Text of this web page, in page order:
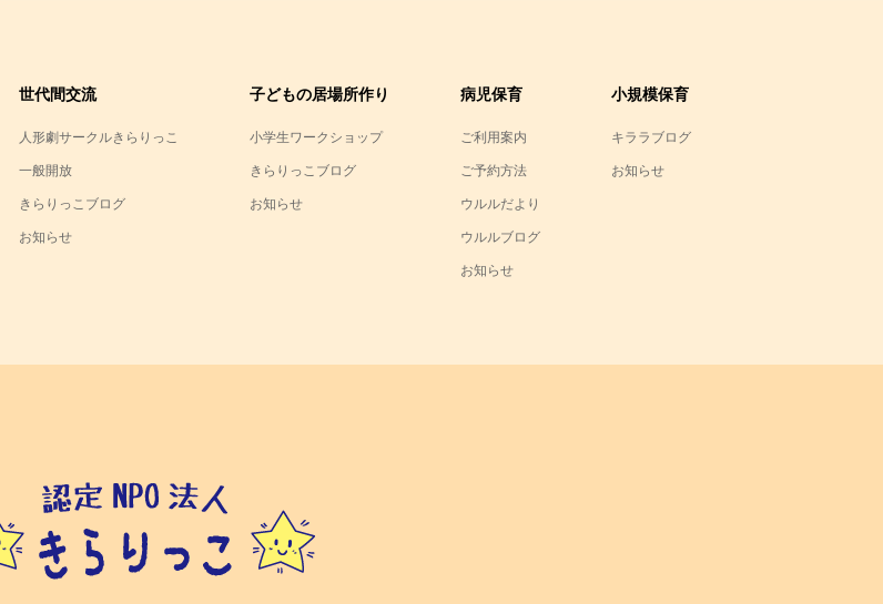
世代間交流
人形劇サークルきらりっこ
一般開放
きらりっこブログ
お知らせ
子どもの居場所作り
小学生ワークショップ
きらりっこブログ
お知らせ
病児保育
ご利用案内
ご予約方法
ウルルだより
ウルルブログ
お知らせ
小規模保育
キララブログ
お知らせ